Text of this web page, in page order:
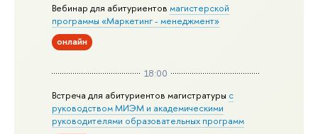
Вебинар для абитуриентовмагистерской
программы «Маркетинг - менеджмент»
онлайн
18:00
Встреча для абитуриентов магистратуры с
руководством МИЭМ и академическими
руководителями образовательных программ